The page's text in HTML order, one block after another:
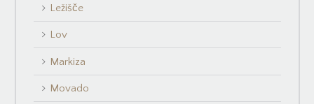
Ležišče
Lov
Markiza
Movado